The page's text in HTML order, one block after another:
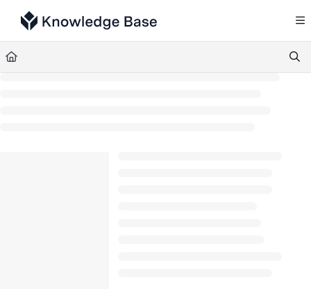
Documentation Index
Fetch the complete documentation index at:
Use this file to discover all available pages before exploring further.